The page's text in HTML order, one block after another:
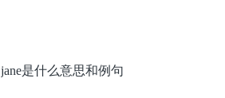
jane是什么意思和例句